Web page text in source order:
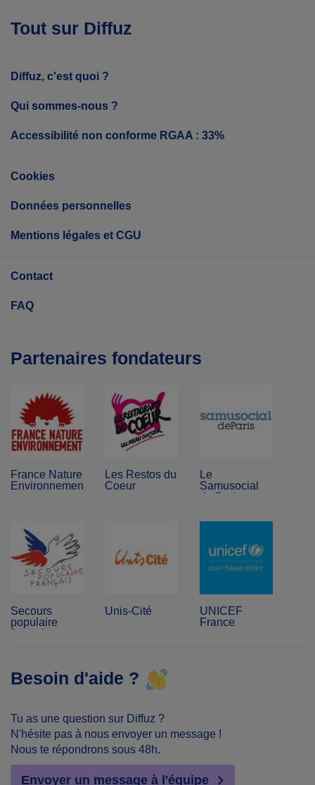
Tout sur Diffuz
Diffuz, c'est quoi ?
Qui sommes-nous ?
Accessibilité non conforme RGAA : 33%
Cookies
Données personnelles
Mentions légales et CGU
Contact
FAQ
Partenaires fondateurs
France Nature
Environnement
Les Restos du
Coeur
Le
Samusocial
de Paris
Secours
populaire
français
Unis-Cité
UNICEF
France
Besoin d'aide ?
Tu as une question sur Diffuz ?
N'hésite pas à nous envoyer un message !
Nous te répondrons sous 48h.
Envoyer un message à l'équipe